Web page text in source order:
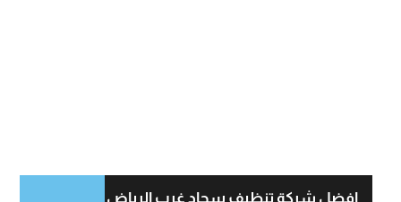
افضل شركة تنظيف سجاد غرب الرياض